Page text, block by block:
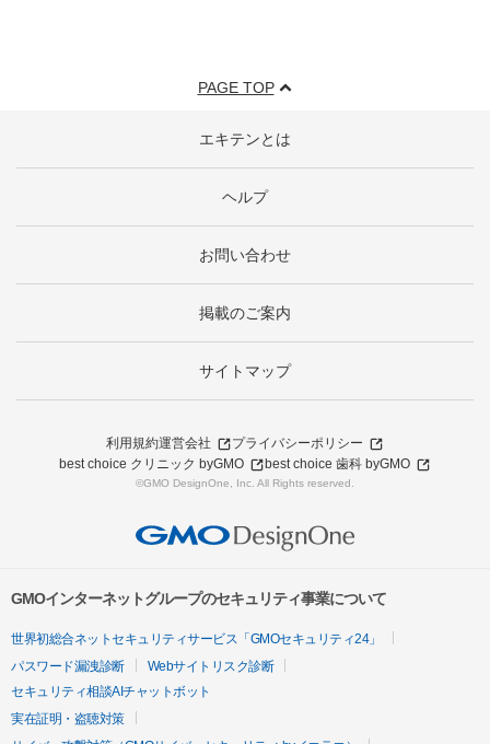
PAGE TOP
エキテンとは
ヘルプ
お問い合わせ
掲載のご案内
サイトマップ
利用規約運営会社
プライバシーポリシー
best choice クリニック byGMO
best choice 歯科 byGMO
©GMO DesignOne, Inc. All Rights reserved.
GMOインターネットグループのセキュリティ事業について
世界初総合ネットセキュリティサービス「GMOセキュリティ24」
パスワード漏洩診断
Webサイトリスク診断
セキュリティ相談AIチャットボット
実在証明・盗聴対策